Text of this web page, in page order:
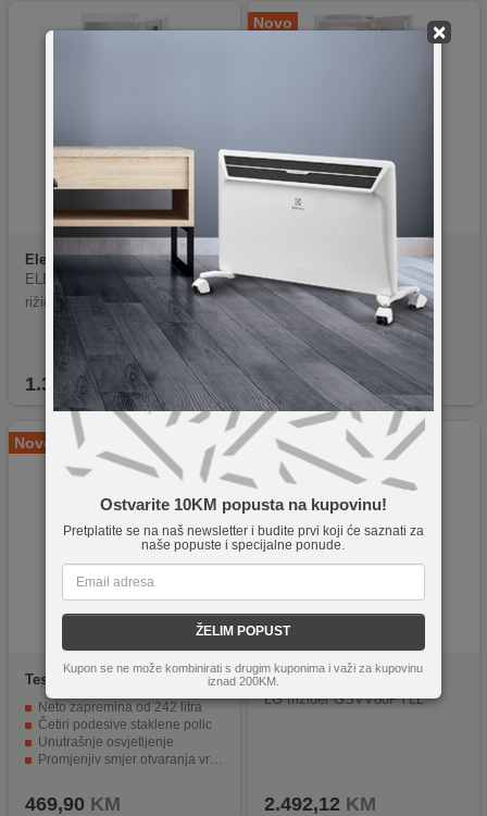
×
Ostvarite 10KM popusta na kupovinu!
Pretplatite se na naš newsletter i budite prvi koji će saznati za
naše popuste i specijalne ponude.
ŽELIM POPUST
Kupon se ne može kombinirati s drugim kuponima i važi za kupovinu
iznad 200KM.
Electrolux N00040405
ELECTRLOLUX LNA7NE18S F
rižider
1.345,29 KM
Novo
BCHA 275 K41SN
BCHA 275 K41SN
892,92 KM
Novo
Tesla RS2420HE
Neto zapremina od 242 litra
Četiri podesive staklene polic
Unutrašnje osvjetljenje
Promjenjiv smjer otvaranja vrata
469,90 KM
LG
LG frižider GSVV80PYLL
2.492,12KM